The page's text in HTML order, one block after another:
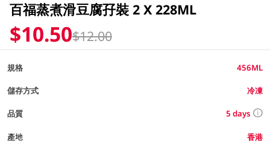
百福蒸煮滑豆腐孖裝 2 X 228ML
$10.50$12.00
規格 456ML
儲存方式 冷凍
品質 5 days
產地 香港